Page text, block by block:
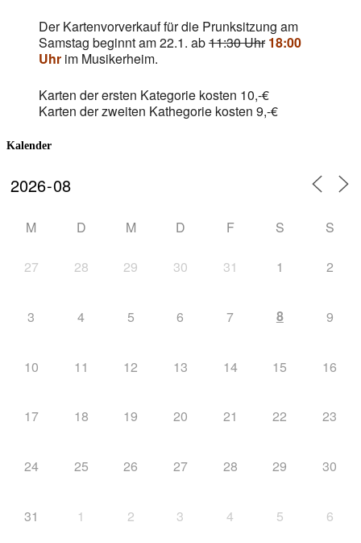
Der Kartenvorverkauf für die Prunksitzung am
Samstag beginnt am 22.1. ab11:30 Uhr 18:00
Uhr im Musikerheim.
Karten der ersten Kategorie kosten 10,-€
Karten der zweiten Kathegorie kosten 9,-€
Kalender
M D M D F S S
27 28 29 30 31 1 2
3 4 5 6 7 8 9
10 11 12 13 14 15 16
17 18 19 20 21 22 23
24 25 26 27 28 29 30
31 1 2 3 4 5 6